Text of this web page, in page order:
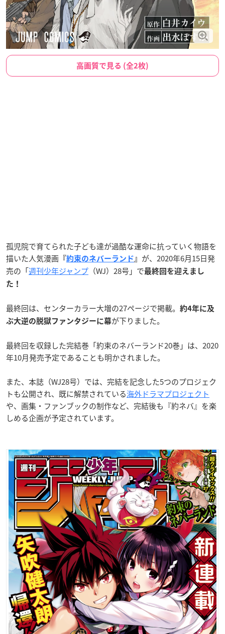
高画質で見る (全2枚)
孤児院で育てられた子ども達が過酷な運命に抗っていく物語を
描いた人気漫画 『約束のネバーランド 』 が、2020年6月15日発
売の「週刊少年ジャンプ （WJ）28号」で最終回を迎えまし
た！
最終回は、センターカラー大増の27ページで掲載。 約4年に及
ぶ大逆の脱獄ファンタジーに幕が下りました。
最終回を収録した完結巻「約束のネバーランド20巻」は、2020
年10月発売予定であることも明かされました。
また、本誌（WJ28号）では、完結を記念した5つのプロジェク
トも公開され、既に解禁されている海外ドラマプロジェクト
や、画集・ファンブックの制作など、完結後も『約ネバ』を楽
しめる企画が予定されています。